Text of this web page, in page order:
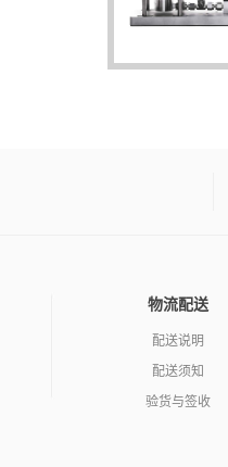
物流配送
配送说明
配送须知
验货与签收